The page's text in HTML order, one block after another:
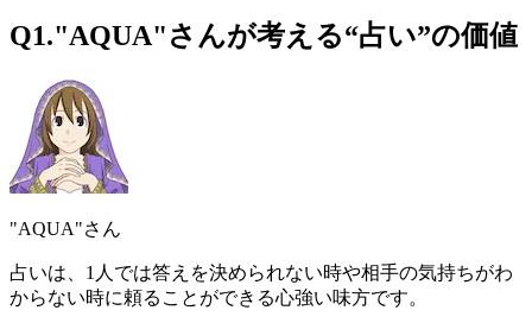
Q1."AQUA"さんが考える“占い”の価値
"AQUA"さん
占いは、 1人では答えを決められない時や相手の気持ちがわ
からない時に頼ることができる心強い味方です。